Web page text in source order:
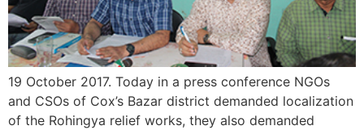
19 October 2017. Today in a press conference NGOs
and CSOs of Cox’s Bazar district demanded localization
of the Rohingya relief works, they also demanded